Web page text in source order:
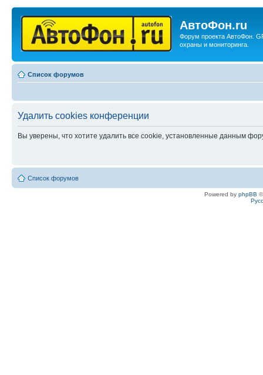
АвтоФон.ru
Форум проекта АвтоФон.
охраны и мониторинга.
Список форумов
Удалить cookies конференции
Вы уверены, что хотите удалить все cookie, установленные данным
Список форумов
Powered by phpBB